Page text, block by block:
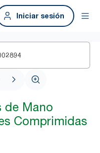
Iniciar sesión
de Mano
Comprimidas